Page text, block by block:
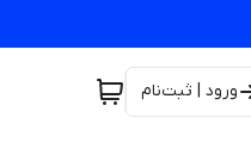
ورود | ثبت‌نام